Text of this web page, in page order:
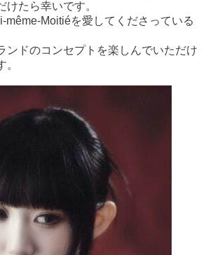
けたら幸いです。
même-Moitiéを愛してくださっている
ンドのコンセプトを楽しんでいただけ